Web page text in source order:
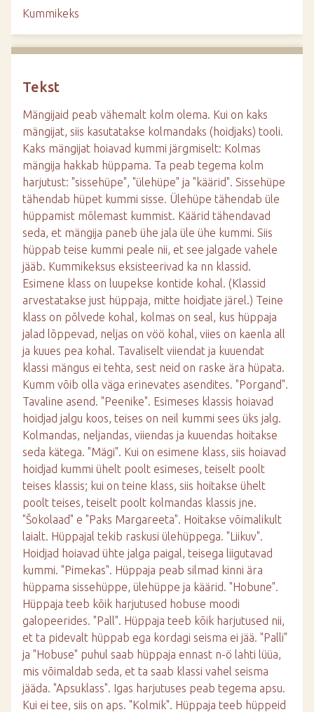
Kummikeks
Tekst
Mängijaid peab vähemalt kolm olema. Kui on kaks
mängijat, siis kasutatakse kolmandaks (hoidjaks) tooli.
Kaks mängijat hoiavad kummi järgmiselt: Kolmas
mängija hakkab hüppama. Ta peab tegema kolm
harjutust: "sissehüpe", "ülehüpe" ja "käärid". Sissehüpe
tähendab hüpet kummi sisse. Ülehüpe tähendab üle
hüppamist mõlemast kummist. Käärid tähendavad
seda, et mängija paneb ühe jala üle ühe kummi. Siis
hüppab teise kummi peale nii, et see jalgade vahele
jääb. Kummikeksus eksisteerivad ka nn klassid.
Esimene klass on luupekse kontide kohal. (Klassid
arvestatakse just hüppaja, mitte hoidjate järel.) Teine
klass on põlvede kohal, kolmas on seal, kus hüppaja
jalad lõppevad, neljas on vöö kohal, viies on kaenla all
ja kuues pea kohal. Tavaliselt viiendat ja kuuendat
klassi mängus ei tehta, sest neid on raske ära hüpata.
Kumm võib olla väga erinevates asendites. "Porgand".
Tavaline asend. "Peenike". Esimeses klassis hoiavad
hoidjad jalgu koos, teises on neil kummi sees üks jalg.
Kolmandas, neljandas, viiendas ja kuuendas hoitakse
seda kätega. "Mägi". Kui on esimene klass, siis hoiavad
hoidjad kummi ühelt poolt esimeses, teiselt poolt
teises klassis; kui on teine klass, siis hoitakse ühelt
poolt teises, teiselt poolt kolmandas klassis jne.
"Šokolaad" e "Paks Margareeta". Hoitakse võimalikult
laialt. Hüppajal tekib raskusi ülehüppega. "Liikuv".
Hoidjad hoiavad ühte jalga paigal, teisega liigutavad
kummi. "Pimekas". Hüppaja peab silmad kinni ära
hüppama sissehüppe, ülehüppe ja käärid. "Hobune".
Hüppaja teeb kõik harjutused hobuse moodi
galopeerides. "Pall". Hüppaja teeb kõik harjutused nii,
et ta pidevalt hüppab ega kordagi seisma ei jää. "Palli"
ja "Hobuse" puhul saab hüppaja ennast n-ö lahti lüüa,
mis võimaldab seda, et ta saab klassi vahel seisma
jääda. "Apsuklass". Igas harjutuses peab tegema apsu.
Kui ei tee, siis on aps. "Kolmik". Hüppaja teeb hüppeid